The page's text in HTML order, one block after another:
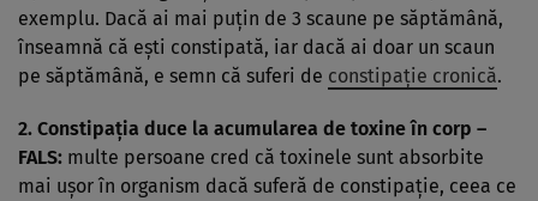
exemplu. Dacă ai mai puţin de 3 scaune pe săptămână,
înseamnă că eşti constipată, iar dacă ai doar un scaun
pe săptămână, e semn că suferi de constipaţie cronică.
2. Constipaţia duce la acumularea de toxine în corp –
FALS: multe persoane cred că toxinele sunt absorbite
mai uşor în organism dacă suferă de constipaţie, ceea ce